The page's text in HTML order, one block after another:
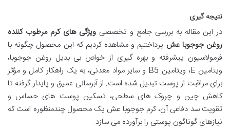
نتیجه گیری
در این مقاله به بررسی جامع و تخصصی ویژگی های کرم مرطوب کننده
روغن جوجوبا عش پرداختیم و مشاهده کردیم که این محصول چگونه با
فرمولاسیون پیشرفته و بهره گیری از خواص بی بدیل روغن جوجوبا،
ویتامین E، ویتامین B5 و سایر مواد معدنی، به یک راهکار کامل و مؤثر
برای مراقبت از پوست تبدیل شده است. از آبرسانی عمیق و پایدار گرفته تا
کاهش چین و چروک های سطحی، تسکین پوست های حساس و
تقویت سد دفاعی آن، کرم جوجوبا عش یک محصول چندمنظوره است که
نیازهای گوناگون پوستی را برآورده می سازد.